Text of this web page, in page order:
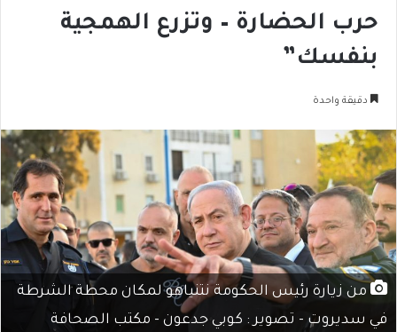
حرب الحضارة – وتزرع الهمجية
بنفسك”
دقيقة واحدة
من زيارة رئيس الحكومة نتنياهو لمكان محطة الشرطة
في سديروت - تصوير : كوبي جدعون - مكتب الصحافة